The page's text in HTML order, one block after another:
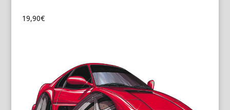
19,90€